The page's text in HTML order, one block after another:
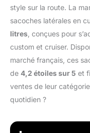
style sur la route. La
sacoches latérales en
litres , conçues pour
custom et cruiser.
marché français, ces
de 4,2 étoiles sur 5 et
ventes de leur
quotidien ?